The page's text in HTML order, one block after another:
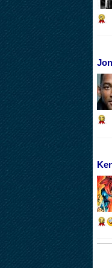
5
13
14